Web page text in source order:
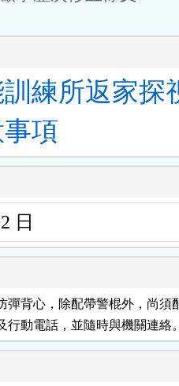
練所返家探
項
彈背心，除配帶警棍外，尚須
行動電話，並隨時與機關連絡